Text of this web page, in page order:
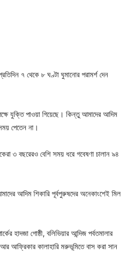
৭ থেকে ৮ ঘণ্টা ঘুমানোর পরামর্শ দেন
যুক্তি পাওয়া গিয়েছে। কিন্তু আমাদের আদিম
পেতেন না।
৩ বছরেরও বেশি সময় ধরে গবেষণা চালান ৯৪
আদিম শিকারি পূর্বপুরুষদের অনেকাংশেই মিল
হাদজা গোষ্ঠী, বলিভিয়ার আন্দিজ পর্বতমালার
আর আফ্রিকার কালাহারি মরুভূমিতে বাস করা সান